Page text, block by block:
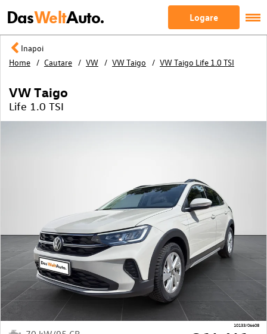
DasWeltAuto. Logare
Inapoi
Home
Cautare VW VW Taigo VW Taigo Life 1.0 TSI
10133/06608
VW Taigo
Life 1.0 TSI